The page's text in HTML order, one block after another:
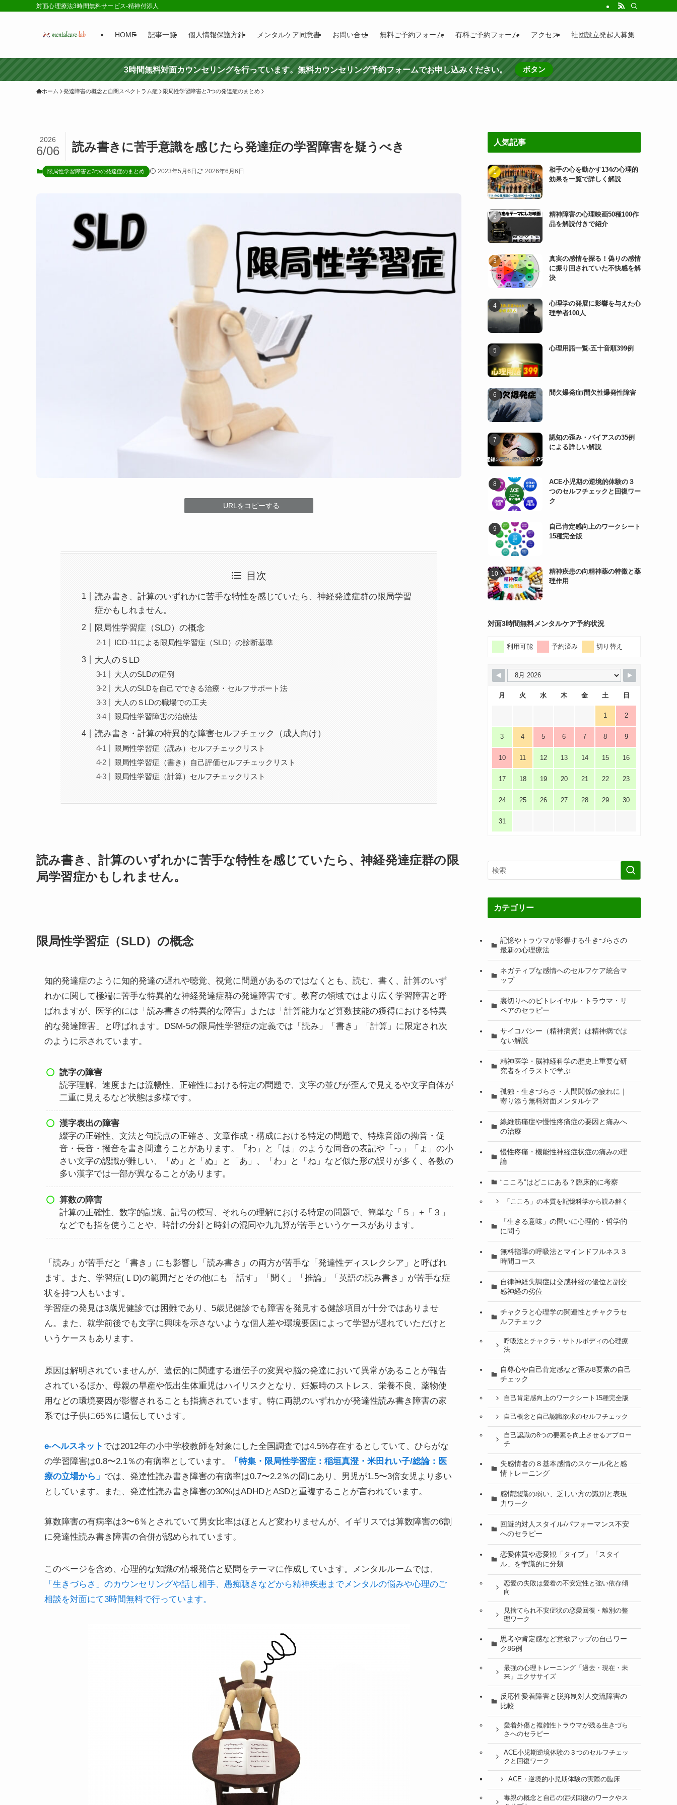
対面心理療法3時間無料サービス-精神付添人
HOME 記事一覧 個人情報保護方針 メンタルケア同意書 お問い合せ 無料ご予約フォーム 有料ご予約フォーム アクセス 社団設立発起人募集
3時間無料対面カウンセリングを行っています。無料カウンセリング予約フォームでお申し込みください。 ボタン
ホーム 発達障害の概念と自閉スペクトラム症 限局性学習障害と3つの発達症のまとめ
読み書きに苦手意識を感じたら発達症の学習障害を疑うべき
2026
6/06
限局性学習障害と3つの発達症のまとめ 2023年5月6日 2026年6月6日
URLをコピーする
目次
読み書き、計算のいずれかに苦手な特性を感じていたら、神経発達症群の限局学習
症かもしれません。
限局性学習症（SLD）の概念
ICD-11による限局性学習症（SLD）の診断基準
大人のＳLD
大人のSLDの症例
大人のSLDを自己でできる治療・セルフサポート法
大人のＳLDの職場での工夫
限局性学習障害の治療法
読み書き・計算の特異的な障害セルフチェック（成人向け）
限局性学習症（読み）セルフチェックリスト
限局性学習症（書き）自己評価セルフチェックリスト
限局性学習症（計算）セルフチェックリスト
読み書き、計算のいずれかに苦手な特性を感じていたら、神経発達症群の限
局学習症かもしれません。
限局性学習症（SLD）の概念
知的発達症のように知的発達の遅れや聴覚、視覚に問題があるのではなくとも、読む、書く、計算のいず
れかに関して極端に苦手な特異的な神経発達症群の発達障害です。教育の領域ではより広く学習障害と呼
ばれますが、医学的には「読み書きの特異的な障害」または「計算能力など算数技能の獲得における特異
的な発達障害」と呼ばれます。DSM-5の限局性学習症の定義では「読み」「書き」「計算」に限定され次
のように示されています。
読字の障害
読字理解、速度または流暢性、正確性における特定の問題で、文字の並びが歪んで見えるや文字自体が
二重に見えるなど状態は多様です。
漢字表出の障害
綴字の正確性、文法と句読点の正確さ、文章作成・構成における特定の問題で、特殊音節の拗音・促
音・長音・撥音を書き間違うことがあります。「わ」と「は」のような同音の表記や「っ」「ょ」の小
さい文字の認識が難しい、「め」と「ぬ」と「あ」、「わ」と「ね」など似た形の誤りが多く、各数の
多い漢字では一部が異なることがあります。
算数の障害
計算の正確性、数字的記憶、記号の模写、それらの理解における特定の問題で、簡単な「５」+「３」
などでも指を使うことや、時計の分針と時針の混同や九九算が苦手というケースがあります。
「読み」が苦手だと「書き」にも影響し「読み書き」の両方が苦手な「発達性ディスレクシア」と呼ばれ
ます。また、学習症(ＬD)の範囲だとその他にも「話す」「聞く」「推論」「英語の読み書き」が苦手な症
状を持つ人もいます。
学習症の発見は3歳児健診では困難であり、5歳児健診でも障害を発見する健診項目が十分ではありませ
ん。また、就学前後でも文字に興味を示さないような個人差や環境要因によって学習が遅れていただけと
いうケースもあります。
原因は解明されていませんが、遺伝的に関連する遺伝子の変異や脳の発達において異常があることが報告
されているほか、母親の早産や低出生体重児はハイリスクとなり、妊娠時のストレス、栄養不良、薬物使
用などの環境要因が影響されることも指摘されています。特に両親のいずれかが発達性読み書き障害の家
系では子供に65％に遺伝しています。
e-ヘルスネット では2012年の小中学校教師を対象にした全国調査では4.5%存在するとしていて、ひらがな
の学習障害は0.8〜2.1％の有病率としています。
「特集・限局性学習症：稲垣真澄・米田れい子/総論：医
療の立場から」 では、発達性読み書き障害の有病率は0.7〜2.2％の間にあり、男児が1.5〜3倍女児より多い
としています。また、発達性読み書き障害の30%はADHDとASDと重複することが言われています。
算数障害の有病率は3〜6％とされていて男女比率はほとんど変わりませんが、イギリスでは算数障害の6割
に発達性読み書き障害の合併が認められています。
このページを含め、心理的な知識の情報発信と疑問をテーマに作成しています。メンタルルームでは、
「生きづらさ」のカウンセリングや話し相手、愚痴聴きなどから精神疾患までメンタルの悩みや心理のご
相談を対面にて3時間無料で行っています。
人気記事
相手の心を動かす134の心理的
効果を一覧で詳しく解説
精神障害の心理映画50種100作
品を解説付きで紹介
真実の感情を探る！偽りの感情
に振り回されていた不快感を解
決
心理学の発展に影響を与えた心
理学者100人
心理用語一覧-五十音順399例
間欠爆発症/間欠性爆発性障害
認知の歪み・バイアスの35例
による詳しい解説
ACE小児期の逆境的体験の３
つのセルフチェックと回復ワー
ク
自己肯定感向上のワークシート
15種完全版
精神疾患の向精神薬の特徴と薬
理作用
対面3時間無料メンタルケア予約状況
利用可能 予約済み 切り替え
月 火 水 木 金 土 日
1 2
3 4 5 6 7 8 9
10 11 12 13 14 15 16
17 18 19 20 21 22 23
24 25 26 27 28 29 30
31
カテゴリー
記憶やトラウマが影響する生きづらさの
最新の心理療法
ネガティブな感情へのセルフケア統合マ
ップ
裏切りへのビトレイヤル・トラウマ・リ
ペアのセラピー
サイコパシー（精神病質）は精神病では
ない解説
精神医学・脳神経科学の歴史上重要な研
究者をイラストで学ぶ
孤独・生きづらさ・人間関係の疲れに｜
寄り添う無料対面メンタルケア
線維筋痛症や慢性疼痛症の要因と痛みへ
の治療
慢性疼痛・機能性神経症状症の痛みの理
論
“こころ”はどこにある？臨床的に考察
「こころ」の本質を記憶科学から読み解く
「生きる意味」の問いに心理的・哲学的
に問う
無料指導の呼吸法とマインドフルネス３
時間コース
自律神経失調症は交感神経の優位と副交
感神経の劣位
チャクラと心理学の関連性とチャクラセ
ルフチェック
呼吸法とチャクラ・サトルボディの心理療
法
自尊心や自己肯定感など歪み8要素の自己
チェック
自己肯定感向上のワークシート15種完全版
自己概念と自己認識欲求のセルフチェック
自己認識の8つの要素を向上させるアプロー
チ
失感情者の８基本感情のスケール化と感
情トレーニング
感情認識の弱い、乏しい方の識別と表現
力ワーク
回避的対人スタイル/パフォーマンス不安
へのセラピー
恋愛体質や恋愛観「タイプ」「スタイ
ル」を学識的に分類
恋愛の失敗は愛着の不安定性と強い依存傾
向
見捨てられ不安症状の恋愛回復・離別の整
理ワーク
思考や肯定感など意欲アップの自己ワー
ク86例
最強の心理トレーニング「過去・現在・未
来」エクササイズ
反応性愛着障害と脱抑制対人交流障害の
比較
愛着外傷と複雑性トラウマが残る生きづら
さへのセラピー
ACE小児期逆境体験の３つのセルフチェッ
クと回復ワーク
ACE・逆境的小児期体験の実際の臨床
毒親の概念と自己の症状回復のワークやス